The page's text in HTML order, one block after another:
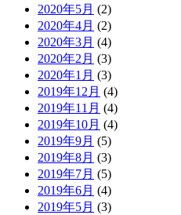
2020年5月 (2)
2020年4月 (2)
2020年3月 (4)
2020年2月 (3)
2020年1月 (3)
2019年12月 (4)
2019年11月 (4)
2019年10月 (4)
2019年9月 (5)
2019年8月 (3)
2019年7月 (5)
2019年6月 (4)
2019年5月 (3)